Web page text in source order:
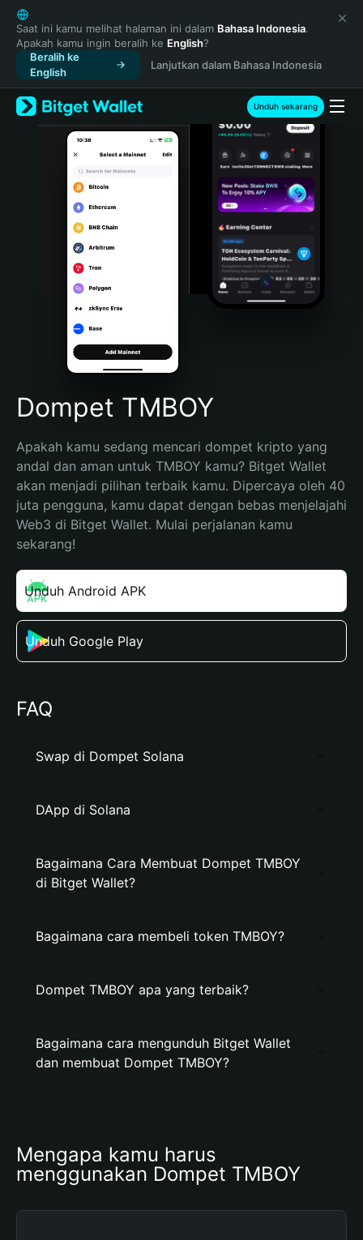
English
日本語
Tiếng Việt
Русский
Español (Latinoamérica)
Türkçe
Italiano
Português (Portugal)
Bahasa Indonesia
Português (Brasil)
Español (Argentina)
Saat ini kamu melihat halaman ini dalam Bahasa Indonesia.
Apakah kamu ingin beralih ke English?
Beralih ke
English
Lanjutkan dalam Bahasa Indonesia
Unduh sekarang
Dompet TMBOY
Apakah kamu sedang mencari dompet kripto yang
andal dan aman untuk TMBOY kamu? Bitget Wallet
akan menjadi pilihan terbaik kamu. Dipercaya oleh 40
juta pengguna, kamu dapat dengan bebas menjelajahi
Web3 di Bitget Wallet. Mulai perjalanan kamu
sekarang!
Unduh Android APK
Unduh Google Play
FAQ
Swap di Dompet Solana
DApp di Solana
Bagaimana Cara Membuat Dompet TMBOY
di Bitget Wallet?
Bagaimana cara membeli token TMBOY?
Dompet TMBOY apa yang terbaik?
Bagaimana cara mengunduh Bitget Wallet
dan membuat Dompet TMBOY?
Mengapa kamu harus
menggunakan Dompet TMBOY